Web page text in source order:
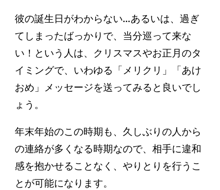
彼の誕生日がわからない…あるいは、過ぎ
てしまったばっかりで、当分巡って来な
い！という人は、クリスマスやお正月のタ
イミングで、いわゆる「メリクリ」「あけ
おめ」メッセージを送ってみると良いでし
ょう。
年末年始のこの時期も、久しぶりの人から
の連絡が多くなる時期なので、相手に違和
感を抱かせることなく、やりとりを行うこ
とが可能になります。